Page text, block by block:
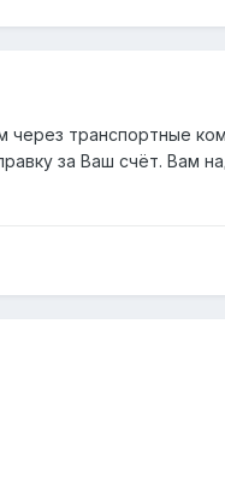
транспортные
за Ваш счёт. Вам